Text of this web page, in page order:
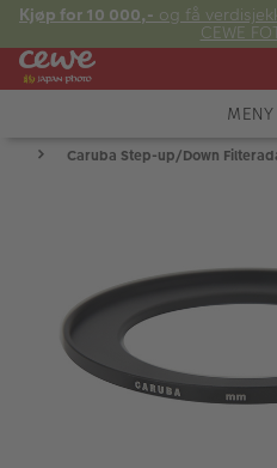
Kjøp for 10 000,- og få
CEWE
Fre:
MENY
KAMERA
LYS OG STUDIO
INSTANTFOTO
Caruba Step-up/Down